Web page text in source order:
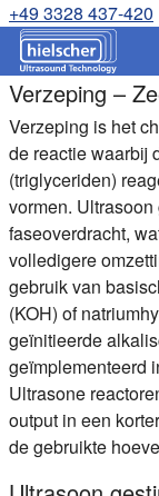
+49 3328 437-420
Verzeping –
Verzeping is het
de reactie waarbij
(triglyceriden)
vormen.
faseoverdracht,
volledigere
gebruik van
(KOH) of
geïnitieerde
geïmplementeerd
Ultrasone
output in een
de gebruikte